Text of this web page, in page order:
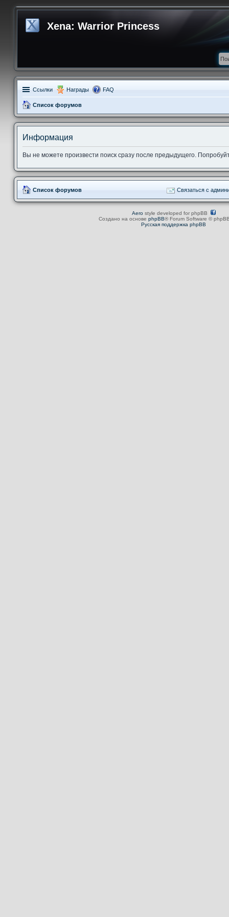
Xena: Warrior Princess
Ссылки Награды FAQ
Список форумов
Информация
Вы не можете произвести поиск сразу после предыдущего.
Список форумов Связаться с
Aerostyle developed for phpBB
Создано на основе phpBB® Forum Software ©
Русская поддержка phpBB